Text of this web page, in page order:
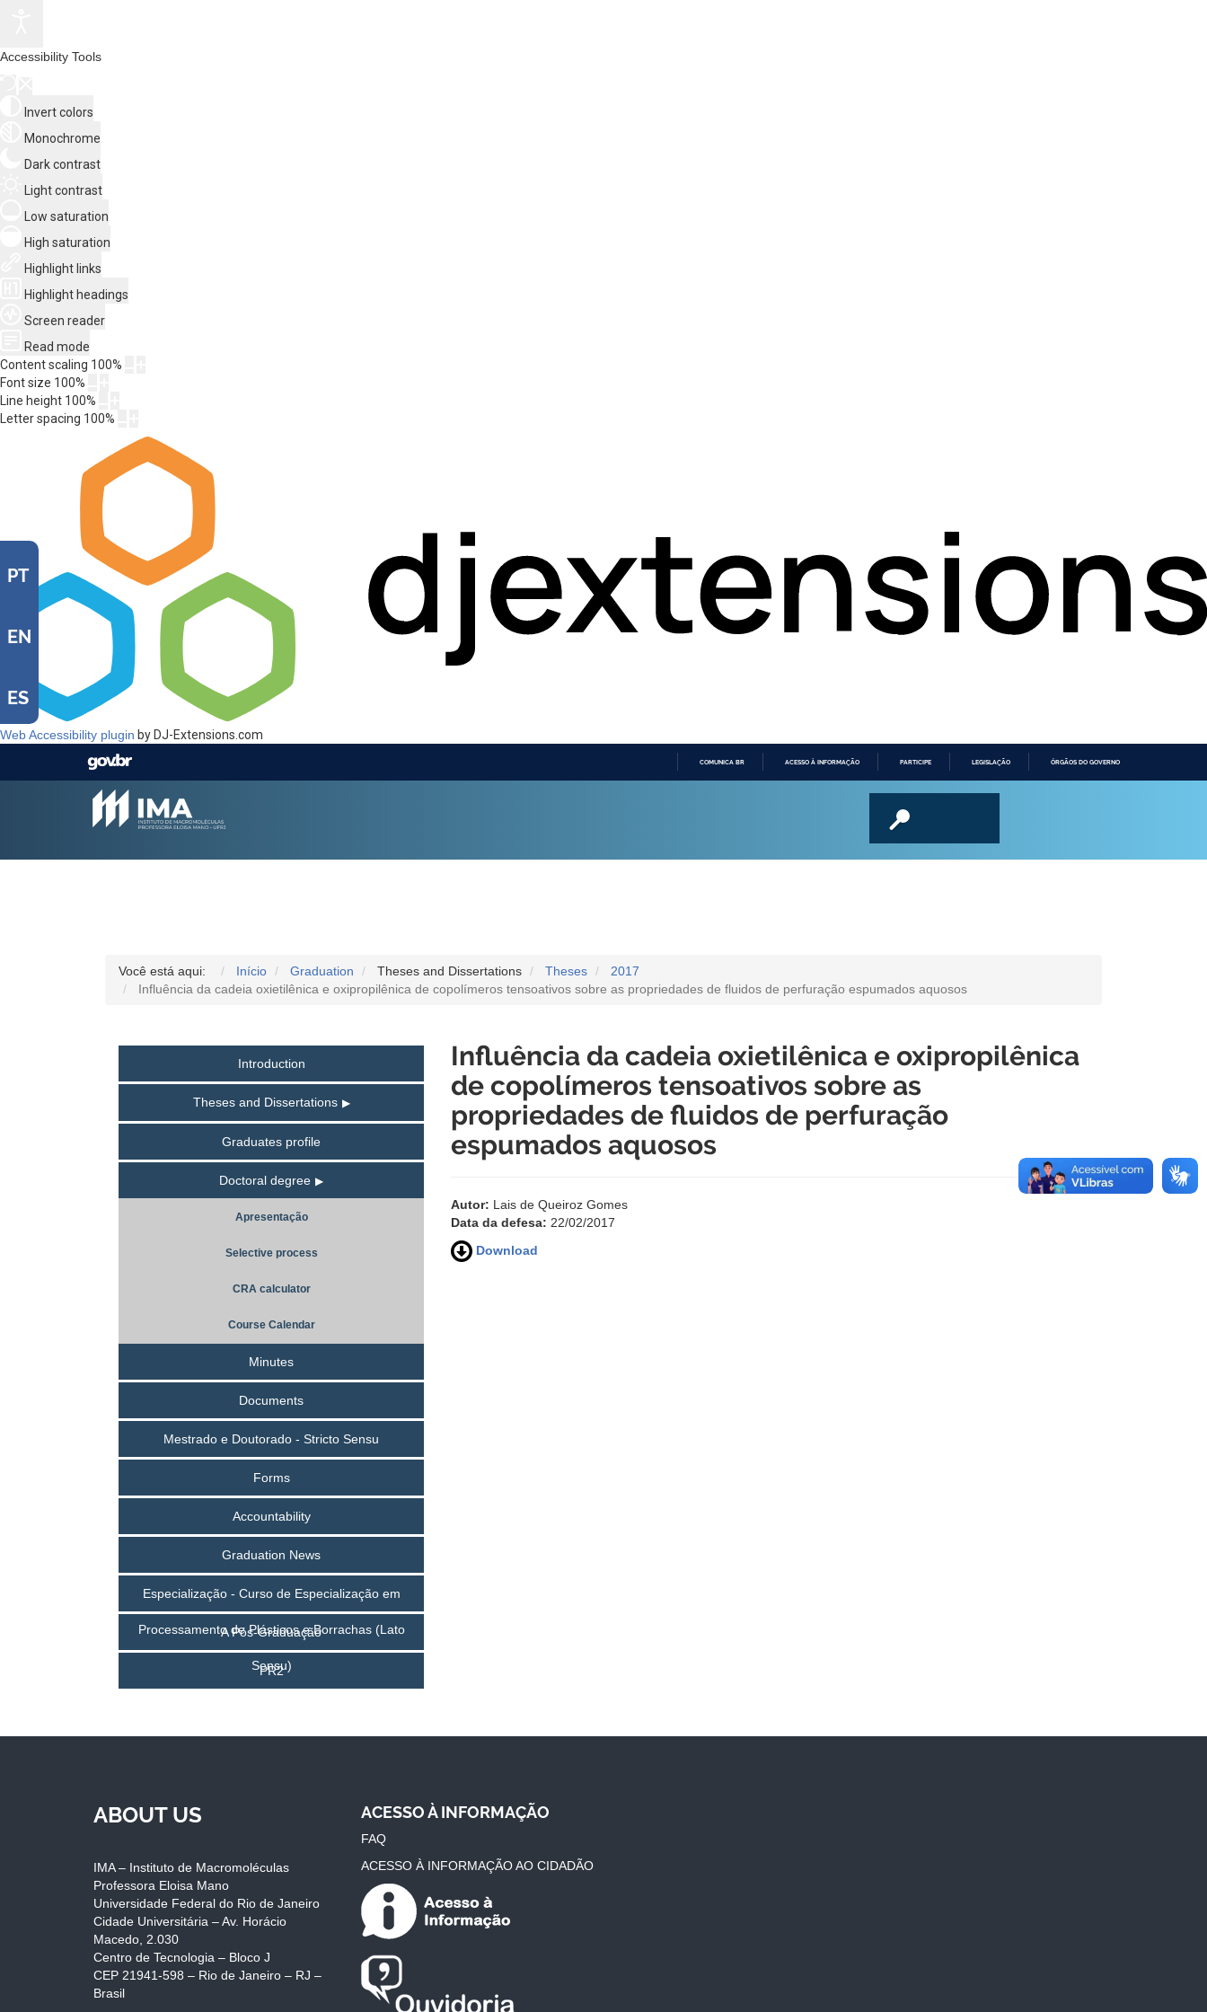
Accessibility Tools
Invert colors
Monochrome
Dark contrast
Light contrast
Low saturation
High saturation
Highlight links
Highlight headings
Screen reader
Read mode
Content scaling 100%
Font size 100%
Line height 100%
Letter spacing 100%
Web Accessibility plugin by DJ-Extensions.com
COMUNICA BR ACESSO À INFORMAÇÃO PARTICIPE LEGISLAÇÃO ÓRGÃOS DO GOVERNO
PT
EN
ES
Você está aqui: Início Graduation Theses and Dissertations Theses
2017
Influência da cadeia oxietilênica e oxipropilênica de copolímeros tensoativos sobre as propriedades de fluidos de perfuração espumados aquosos
Introduction
Theses and Dissertations
Graduates profile
Doctoral degree
Apresentação
Selective process
CRA calculator
Course Calendar
Minutes
Documents
Mestrado e Doutorado - Stricto Sensu
Forms
Accountability
Graduation News
Especialização - Curso de Especialização em
Processamento de Plásticos e Borrachas (Lato
Sensu)
A Pós-Graduação
PR2
Influência da cadeia oxietilênica e oxipropilênica
de copolímeros tensoativos sobre as
propriedades de fluidos de perfuração
espumados aquosos
Autor: Lais de Queiroz Gomes
Data da defesa: 22/02/2017
Download
ABOUT US
IMA – Instituto de Macromoléculas
Professora Eloisa Mano
Universidade Federal do Rio de Janeiro
Cidade Universitária – Av. Horácio
Macedo, 2.030
Centro de Tecnologia – Bloco J
CEP 21941-598 – Rio de Janeiro – RJ –
Brasil
ACESSO À INFORMAÇÃO
FAQ
ACESSO À INFORMAÇÃO AO CIDADÃO